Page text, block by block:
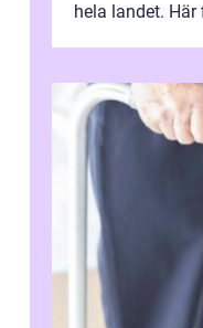
hela landet.